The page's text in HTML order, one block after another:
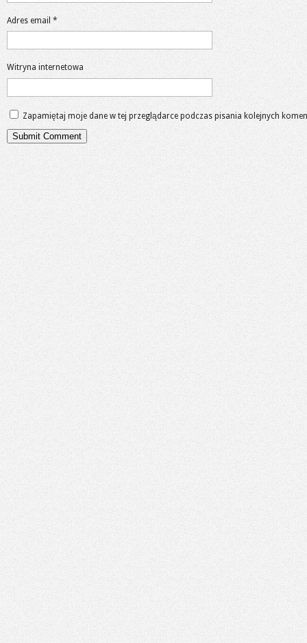
Adres email *
Witryna internetowa
Zapamiętaj moje dane w tej przeglądarce podczas pisania kolejnych